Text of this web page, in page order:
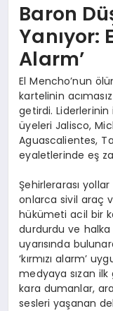
Baron
Yanıyor:
Alarm’
El Mencho’nun
kartelinin
getirdi. Liderlerinin
üyeleri Jalisco,
Aguascalientes,
eyaletlerinde eş
Şehirlerarası
onlarca sivil araç
hükümeti acil bir
durdurdu ve halka
uyarısında
‘kırmızı alarm’
medyaya sızan
kara dumanlar,
sesleri yaşanan